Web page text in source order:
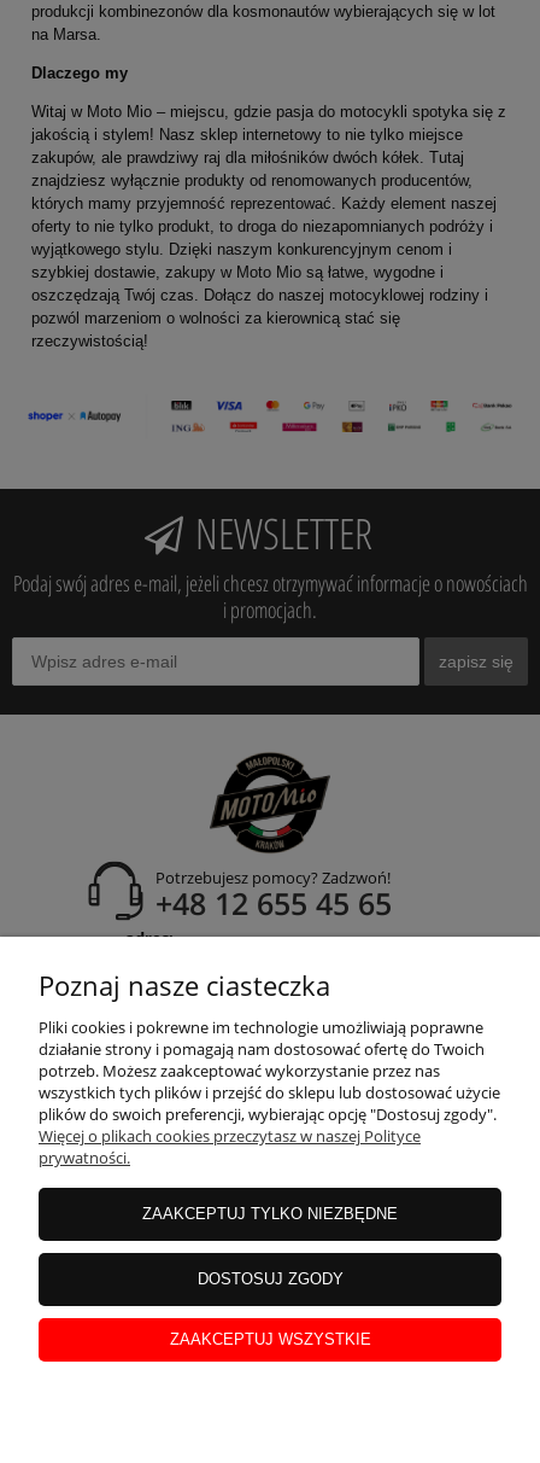
produkcji kombinezonów dla kosmonautów wybierających się w lot
na Marsa.
Dlaczego my
Witaj w Moto Mio – miejscu, gdzie pasja do motocykli spotyka się z
jakością i stylem! Nasz sklep internetowy to nie tylko miejsce
zakupów, ale prawdziwy raj dla miłośników dwóch kółek. Tutaj
znajdziesz wyłącznie produkty od renomowanych producentów,
których mamy przyjemność reprezentować. Każdy element naszej
oferty to nie tylko produkt, to droga do niezapomnianych podróży i
wyjątkowego stylu. Dzięki naszym konkurencyjnym cenom i
szybkiej dostawie, zakupy w Moto Mio są łatwe, wygodne i
oszczędzają Twój czas. Dołącz do naszej motocyklowej rodziny i
pozwól marzeniom o wolności za kierownicą stać się
rzeczywistością!
NEWSLETTER
Podaj swój adres e-mail, jeżeli chcesz otrzymywać informacje o nowościach
i promocjach.
zapisz się
Potrzebujesz pomocy? Zadzwoń!
+48 12 655 45 65
adres:
30-435 Kraków
POMOC
MOJE KONTO
PŁATNOŚCI I DOSTAWA
INFORMACJE
Poznaj nasze ciasteczka
Pliki cookies i pokrewne im technologie umożliwiają poprawne
działanie strony i pomagają nam dostosować ofertę do Twoich
potrzeb. Możesz zaakceptować wykorzystanie przez nas
wszystkich tych plików i przejść do sklepu lub dostosować użycie
plików do swoich preferencji, wybierając opcję "Dostosuj zgody".
Więcej o plikach cookies przeczytasz w naszej Polityce
prywatności.
ZAAKCEPTUJ TYLKO NIEZBĘDNE
DOSTOSUJ ZGODY
ZAAKCEPTUJ WSZYSTKIE